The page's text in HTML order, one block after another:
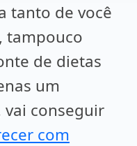
tanto de você
tampouco
de dietas
um
conseguir
com